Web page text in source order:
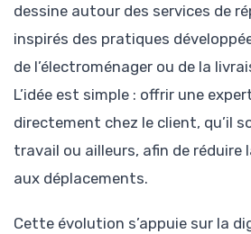
dessine autour des services de
inspirés des pratiques
de l’électroménager ou de la
L’idée est simple : offrir une
directement chez le client, qu’il
travail ou ailleurs, afin de réduire
aux déplacements.
Cette évolution s’appuie sur la